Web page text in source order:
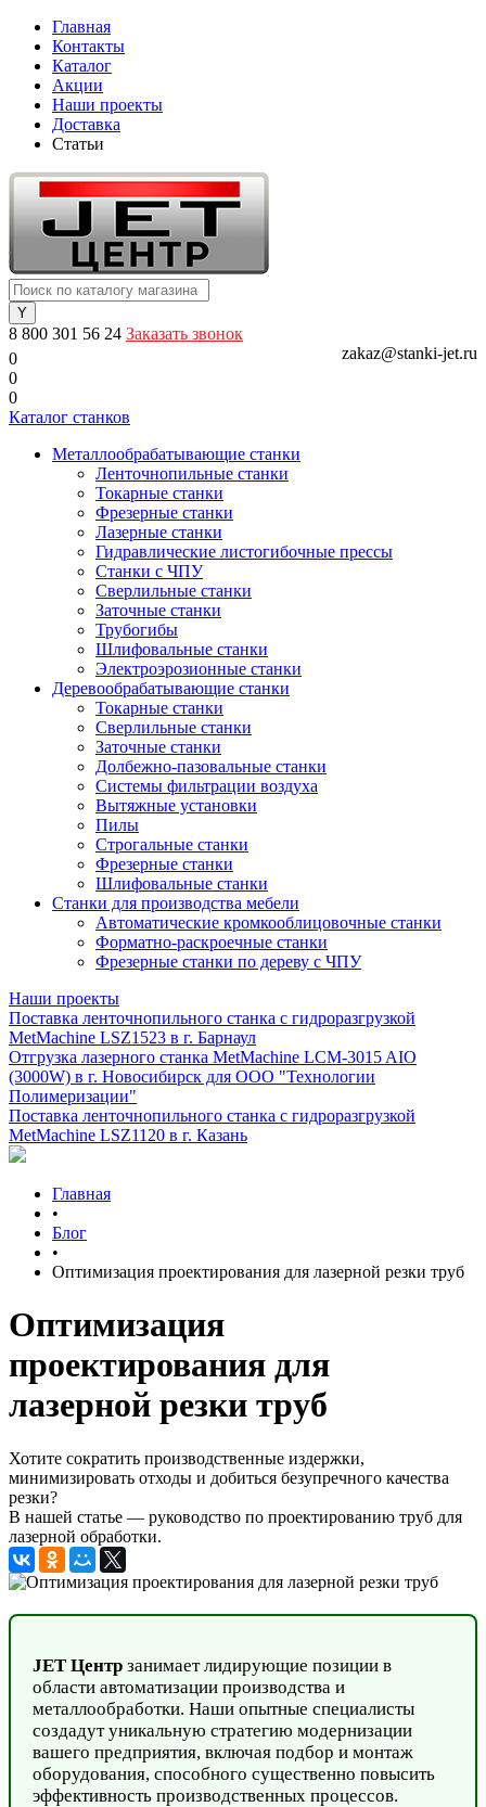
Главная
Контакты
Каталог
Акции
Наши проекты
Доставка
Статьи
8 800 301 56 24 Заказать звонок
zakaz@stanki-jet.ru
0
0
0
Каталог станков
Металлообрабатывающие станки
Ленточнопильные станки
Токарные станки
Фрезерные станки
Лазерные станки
Гидравлические листогибочные прессы
Станки с ЧПУ
Сверлильные станки
Заточные станки
Трубогибы
Шлифовальные станки
Электроэрозионные станки
Деревообрабатывающие станки
Токарные станки
Сверлильные станки
Заточные станки
Долбежно-пазовальные станки
Системы фильтрации воздуха
Вытяжные установки
Пилы
Строгальные станки
Фрезерные станки
Шлифовальные станки
Станки для производства мебели
Автоматические кромкооблицовочные станки
Форматно-раскроечные станки
Фрезерные станки по дереву с ЧПУ
Наши проекты
Поставка ленточнопильного станка c гидроразгрузкой
MetMachine LSZ1523 в г. Барнаул
Отгрузка лазерного станка MetMachine LCM-3015 AIO
(3000W) в г. Новосибирск для ООО "Технологии
Полимеризации"
Поставка ленточнопильного станка c гидроразгрузкой
MetMachine LSZ1120 в г. Казань
Главная
•
Блог
•
Оптимизация проектирования для лазерной резки труб
Оптимизация
проектирования для
лазерной резки труб
Хотите сократить производственные издержки,
минимизировать отходы и добиться безупречного качества
резки?
В нашей статье — руководство по проектированию труб для
лазерной обработки.
JET Центр занимает лидирующие позиции в
области автоматизации производства и
металлообработки. Наши опытные специалисты
создадут уникальную стратегию модернизации
вашего предприятия, включая подбор и монтаж
оборудования, способного существенно повысить
эффективность производственных процессов.